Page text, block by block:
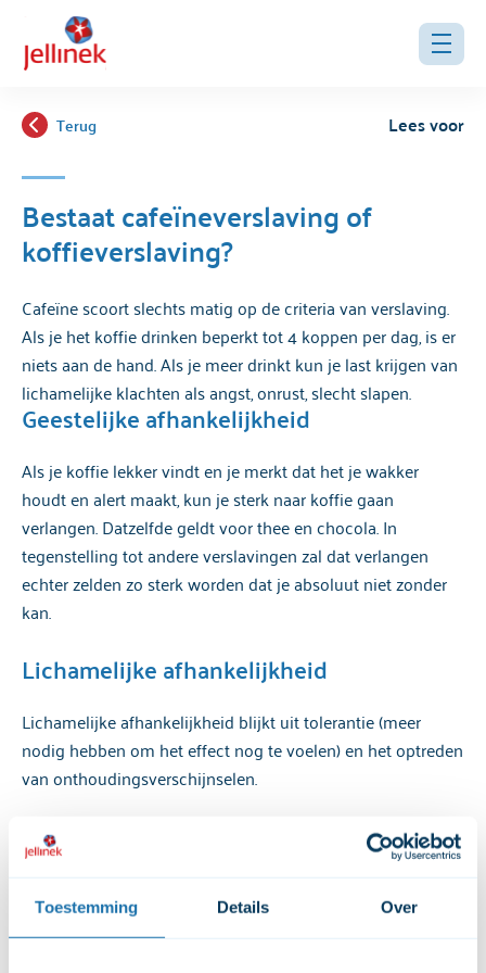
Toestemming Details Over
Terug Lees voor
Bestaat cafeïneverslaving of
koffieverslaving?
Cafeïne scoort slechts matig op de criteria van verslaving.
Als je het koffie drinken beperkt tot 4 koppen per dag, is er
niets aan de hand. Als je meer drinkt kun je last krijgen van
lichamelijke klachten als angst, onrust, slecht slapen.
Geestelijke afhankelijkheid
Als je koffie lekker vindt en je merkt dat het je wakker
houdt en alert maakt, kun je sterk naar koffie gaan
verlangen. Datzelfde geldt voor thee en chocola. In
tegenstelling tot andere verslavingen zal dat verlangen
echter zelden zo sterk worden dat je absoluut niet zonder
kan.
Lichamelijke afhankelijkheid
Lichamelijke afhankelijkheid blijkt uit tolerantie (meer
nodig hebben om het effect nog te voelen) en het optreden
van onthoudingsverschijnselen.
Tolerantie
tolerantie ontwikkelen. Voor mensen die heel veel koffie
drinken is een of twee kopjes koffie in de ochtend niet